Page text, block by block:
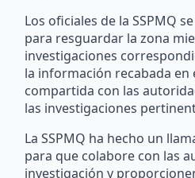
Los oficiales de la SSPMQ
para resguardar la zona
investigaciones
la información recabada en
compartida con las
las investigaciones
La SSPMQ ha hecho un
para que colabore con las
investigación y